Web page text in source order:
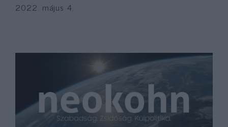
2022. május 4.